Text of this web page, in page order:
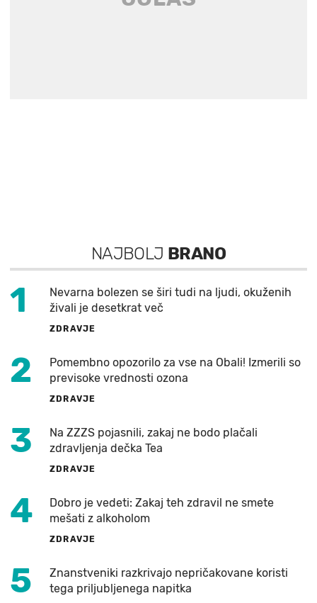
NAJBOLJ BRANO
1
Nevarna bolezen se širi tudi na ljudi, okuženih
živali je desetkrat več
ZDRAVJE
2
Pomembno opozorilo za vse na Obali! Izmerili so
previsoke vrednosti ozona
ZDRAVJE
3
Na ZZZS pojasnili, zakaj ne bodo plačali
zdravljenja dečka Tea
ZDRAVJE
4
Dobro je vedeti: Zakaj teh zdravil ne smete
mešati z alkoholom
ZDRAVJE
5
Znanstveniki razkrivajo nepričakovane koristi
tega priljubljenega napitka